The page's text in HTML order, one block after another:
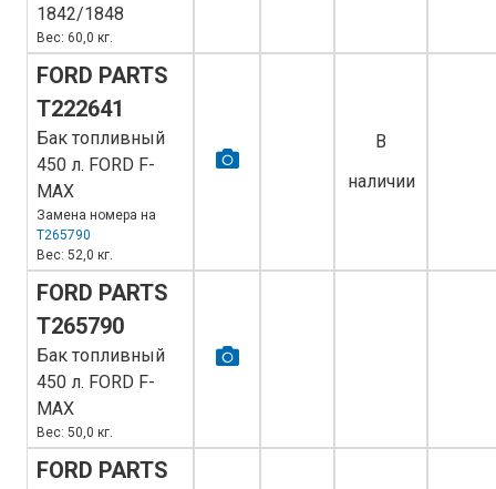
1842/1848
Вес: 60,0 кг.
FORD PARTS
T222641
Бак топливный
450 л. FORD F-
MAX
Замена номера на
T265790
Вес: 52,0 кг.
В
наличии
FORD PARTS
T265790
Бак топливный
450 л. FORD F-
MAX
Вес: 50,0 кг.
FORD PARTS